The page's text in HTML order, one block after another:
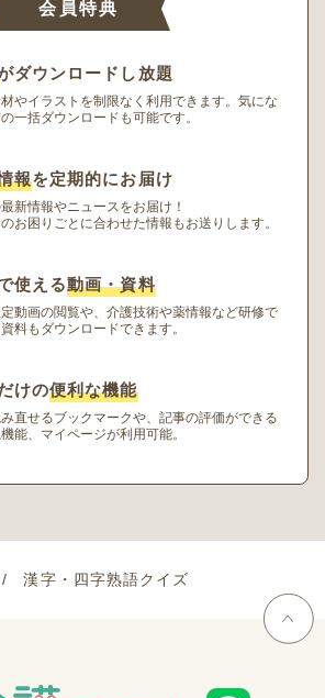
会員特典
ダウンロードし放題
やイラストを制限なく利用できます。 気にな
一括ダウンロードも可能です。
報を定期的にお届け
新情報やニュースをお届け！
お困りごとに合わせた情報もお送りします。
使える動画・資料
動画の閲覧や、介護技術や薬情報など研修で
料もダウンロードできます。
けの便利な機能
直せるブックマークや、記事の評価ができる
能、マイページが利用可能。
漢字・四字熟語クイズ